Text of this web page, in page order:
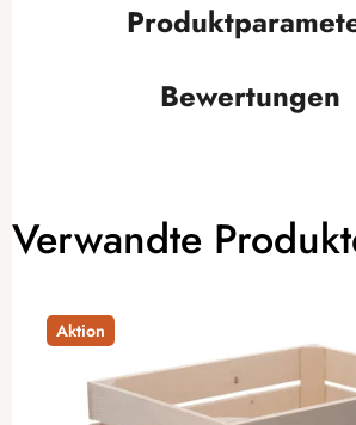
Bewertungen
Verwandte
Aktion